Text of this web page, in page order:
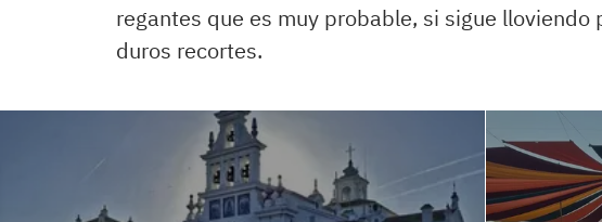
regantes que es muy probable, si sigue
duros recortes.